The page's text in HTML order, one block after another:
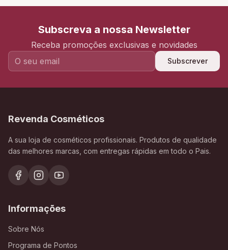
Subscreva a nossa Newsletter
Receba promoções exclusivas e novidades
Subscrever
Revenda Cosméticos
A sua loja de cosméticos profissionais. Produtos de qualidade
das melhores marcas, com entregas rápidas em todo o Pais.
Informações
Sobre Nós
Programa de Pontos